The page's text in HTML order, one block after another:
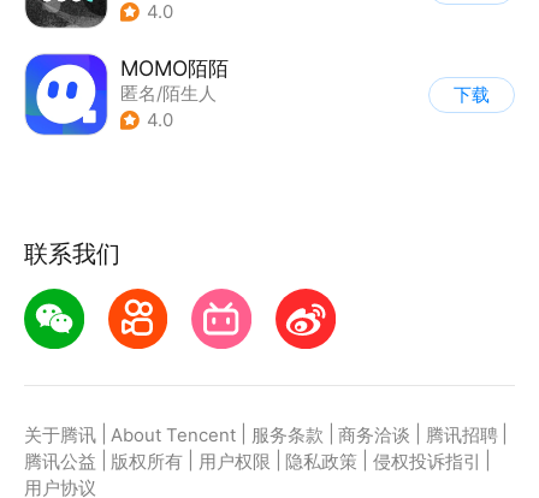
4.0
MOMO陌陌
匿名/陌生人
4.0
下载
联系我们
关于腾讯 About Tencent 服务条款 商务洽谈 腾讯招聘
腾讯公益
版权所有 用户权限 隐私政策 侵权投诉指引
用户协议